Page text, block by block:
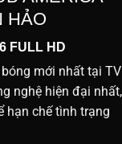
HẢO
FULL HD
mới nhất tại TV
nghệ hiện đại nhất,
hạn chế tình trạng